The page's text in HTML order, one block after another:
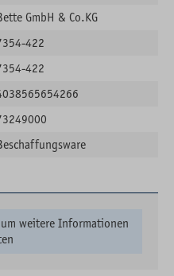
GmbH & Co.KG
422
422
weitere Informationen